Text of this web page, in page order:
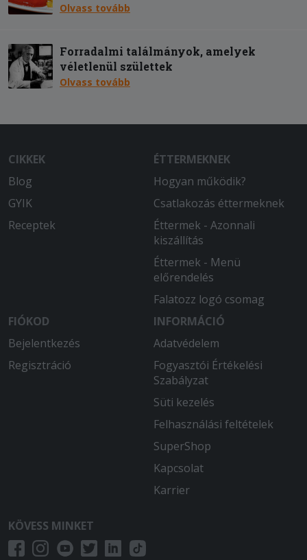
Olvass tovább
Forradalmi találmányok, amelyek
véletlenül születtek
Olvass tovább
CIKKEK
Blog
GYIK
Receptek
ÉTTERMEKNEK
Hogyan működik?
Csatlakozás éttermeknek
Éttermek - Azonnali
kiszállítás
Éttermek - Menü
előrendelés
Falatozz logó csomag
FIÓKOD
Bejelentkezés
Regisztráció
INFORMÁCIÓ
Adatvédelem
Fogyasztói Értékelési
Szabályzat
Süti kezelés
Felhasználási feltételek
SuperShop
Kapcsolat
Karrier
KÖVESS MINKET